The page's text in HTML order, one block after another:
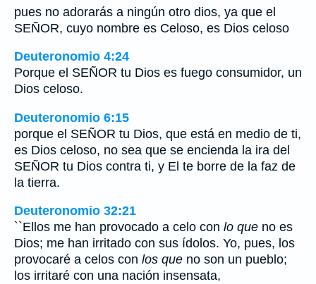
pues no adorarás a ningún otro dios, ya que el
SEÑOR, cuyo nombre es Celoso, es Dios celoso
Deuteronomio 4:24
Porque el SEÑOR tu Dios es fuego consumidor, un
Dios celoso.
Deuteronomio 6:15
porque el SEÑOR tu Dios, que está en medio de ti,
es Dios celoso, no sea que se encienda la ira del
SEÑOR tu Dios contra ti, y El te borre de la faz de
la tierra.
Deuteronomio 32:21
``Ellos me han provocado a celo con lo que no es
Dios; me han irritado con sus ídolos. Yo, pues, los
provocaré a celos con los que no son un pueblo;
los irritaré con una nación insensata,